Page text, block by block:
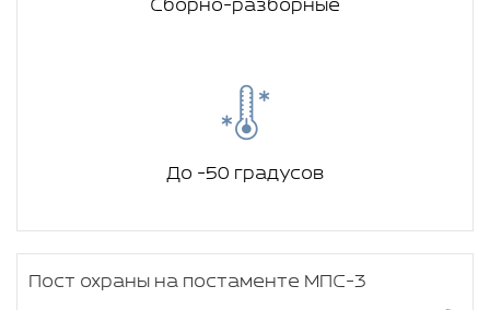
Сборно-разборные
До -50 градусов
Пост охраны на постаменте МПС-3